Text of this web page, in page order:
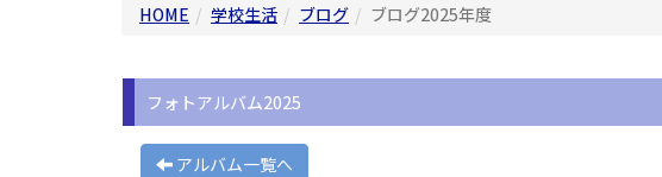
HOME 学校生活 ブログ ブログ2025年度
フォトアルバム2025
アルバム一覧へ